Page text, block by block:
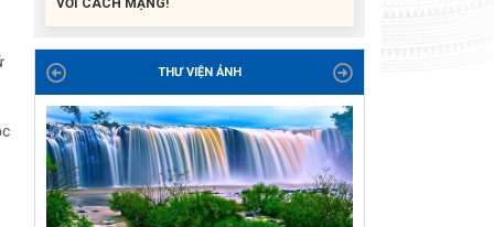
Liên đoàn Lao động tỉnh tổ chức trao kinh phí
hỗ trợ xây dựng nhà Mái ấm Công đoàn cho
đoàn viên công đoàn có hoàn cảnh...
Bàn giao Mái ấm công đoàn cho 2 đoàn viên
THƯ VIỆN ẢNH